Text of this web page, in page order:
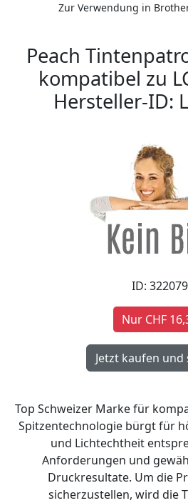
Zur Verwendung in Brother
Peach
kompatibel zu
Hersteller-ID:
ID: 322079
Nur CHF
Top Schweizer Marke für
Spitzentechnologie bürgt für
und Lichtechtheit
Anforderungen und
Druckresultate. Um die
sicherzustellen, wird die